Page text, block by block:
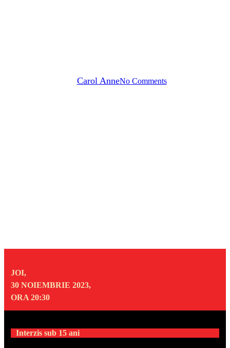
Carol AnneNo Comments
JOI,
30 NOIEMBRIE 2023,
ORA 20:30
Interzis sub 15 ani